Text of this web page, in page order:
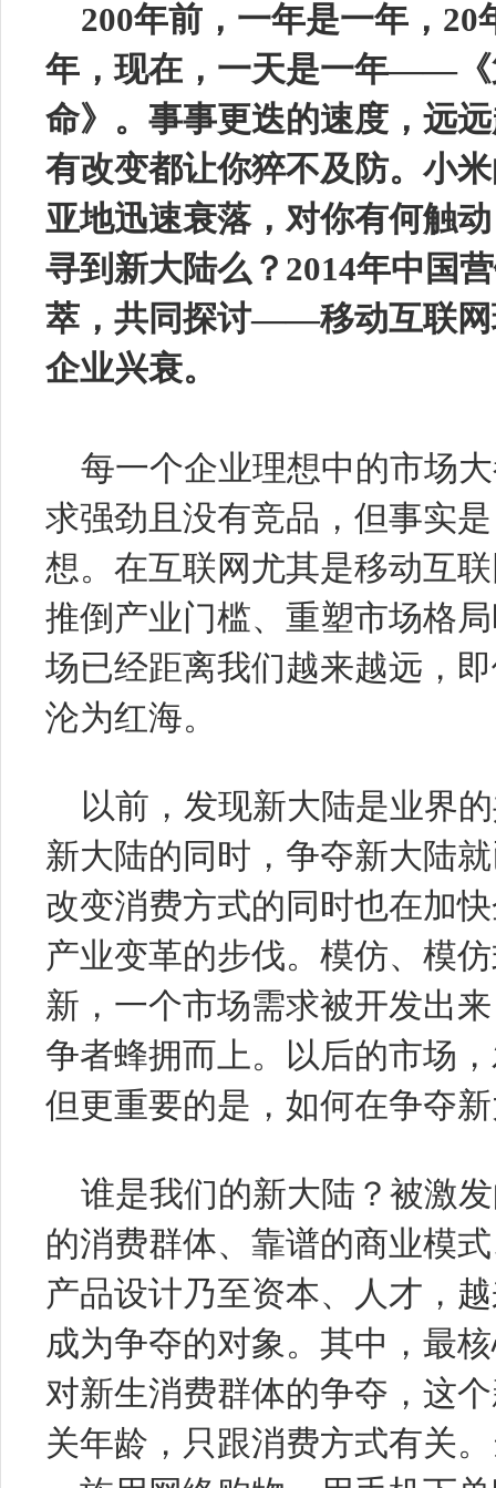
200年前，一年是一年， 20
年，现在，一天是一年——
命》。事事更迭的速度，远
有改变都让你猝不及防。小
亚地迅速衰落，对你有何触
寻到新大陆么？ 2014年中国
萃，共同探讨——移动互联
企业兴衰。
每一个企业理想中的市场
求强劲且没有竞品，但事实
想。在互联网尤其是移动互
推倒产业门槛、重塑市场格
场已经距离我们越来越远，
沦为红海。
以前，发现新大陆是业界
新大陆的同时，争夺新大陆
改变消费方式的同时也在加
产业变革的步伐。模仿、模
新，一个市场需求被开发出
争者蜂拥而上。以后的市场
但更重要的是，如何在争夺
谁是我们的新大陆？被激
的消费群体、靠谱的商业模
产品设计乃至资本、人才，
成为争夺的对象。其中，最
对新生消费群体的争夺，这
关年龄，只跟消费方式有关